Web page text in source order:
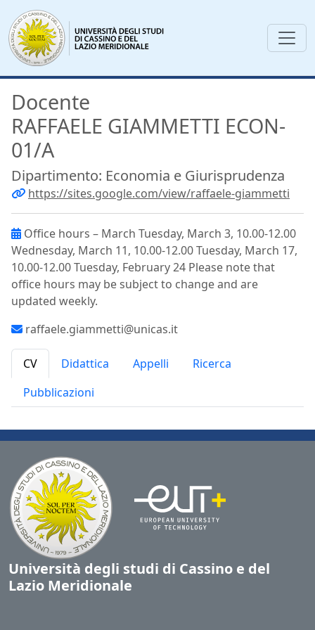
Docente
RAFFAELE GIAMMETTI ECON-
01/A
Dipartimento: Economia e Giurisprudenza
https://sites.google.com/view/raffaele-giammetti
Office hours – March Tuesday, March 3, 10.00-12.00
Wednesday, March 11, 10.00-12.00 Tuesday, March 17,
10.00-12.00 Tuesday, February 24 Please note that
office hours may be subject to change and are
updated weekly.
raffaele.giammetti@unicas.it
CV Didattica Appelli
Ricerca
Pubblicazioni
Università degli studi di Cassino e del
Lazio Meridionale